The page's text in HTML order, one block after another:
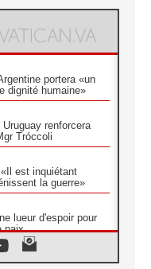
portera «un
dignité humaine»
renforcera
Tróccoli
«Il est inquiétant
la guerre»
lueur d'espoir pour
paix
vers